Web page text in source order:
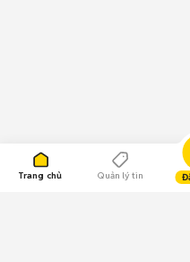
Trang chủ Quản lý tin